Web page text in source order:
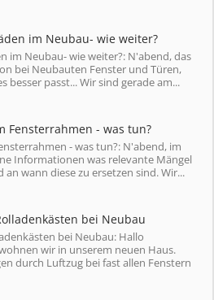
im Neubau- wie weiter?
im Neubau- wie weiter?: N'abend, das
bei Neubauten Fenster und Türen,
besser passt... Wir sind gerade am...
Fensterrahmen - was tun?
- was tun?: N'abend, im
Informationen was relevante Mängel
wann diese zu ersetzen sind. Wir...
bei Neubau
bei Neubau: Hallo
wir in unserem neuen Haus.
durch Luftzug bei fast allen Fenstern